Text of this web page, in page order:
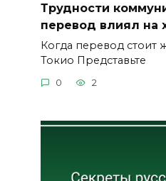
Трудности
перевод влиял на
Когда перевод стоит
Токио Представьте
0 2